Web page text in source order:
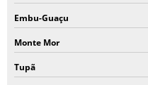
Embu-Guaçu
Monte Mor
Tupã